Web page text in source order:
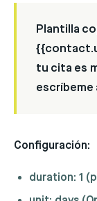
Plantilla
tu cita es
escríbeme
Configuración:
duration: 1